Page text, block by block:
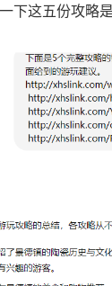
下这五份攻略